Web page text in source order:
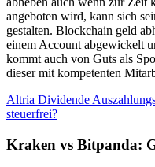
angeboten wird, kann sich
gestalten. Blockchain geld
einem Account abgewickelt
kommt auch von Guts als
dieser mit kompetenten
Altria Dividende
steuerfrei?
Kraken vs Bitpanda: